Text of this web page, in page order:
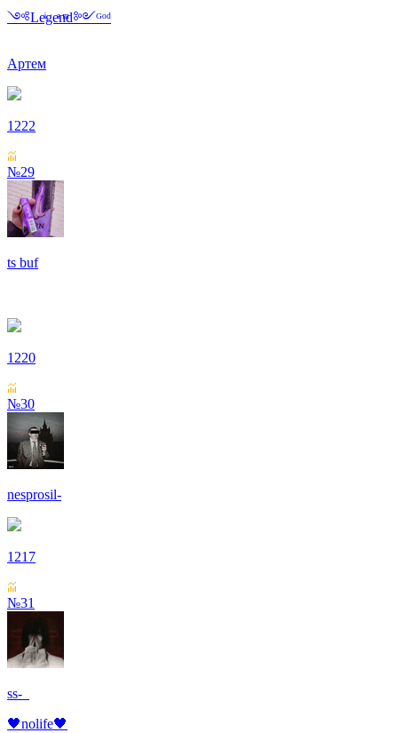
༺Leͥgeͣnͫd༻ᴳᵒᵈ
Артем
1222
№29
ts buf
1220
№30
nesprosil-
1217
№31
ss-_
🖤nolife🖤